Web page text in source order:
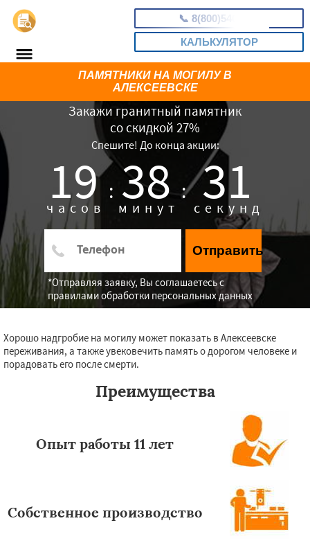
📞 8(800)5403465
КАЛЬКУЛЯТОР
Закажи гранитный памятник
со скидкой 27%
Спешите! До конца акции:
19 :
часов 38 :
минут 30
секунд
Отправить
*Отправляя заявку, Вы соглашаетесь с
правилами обработки персональных данных
ПАМЯТНИКИ НА МОГИЛУ В
АЛЕКСЕЕВСКЕ
Хорошо надгробие на могилу может показать в Алексеевске
переживания, а также увековечить память о дорогом человеке и
порадовать его после смерти.
Преимущества
Опыт работы 11 лет
Собственное производство